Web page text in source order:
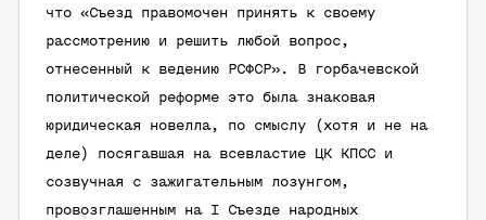
что «Съезд правомочен принять к своему
рассмотрению и решить любой вопрос,
отнесенный к ведению РСФСР». В горбачевской
политической реформе это была знаковая
юридическая новелла, по смыслу (хотя и не на
деле) посягавшая на всевластие ЦК КПСС и
созвучная с зажигательным лозунгом,
провозглашенным на I Съезде народных